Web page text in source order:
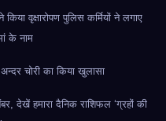
वृक्षारोपण पुलिस कर्मियों ने लगाए
के नाम
चोरी का किया खुलासा
देखें हमारा दैनिक राशिफल ‘ग्रहों की